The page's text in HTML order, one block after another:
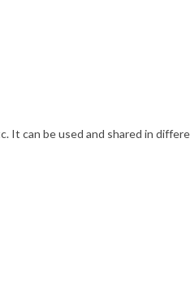
can be used and shared in